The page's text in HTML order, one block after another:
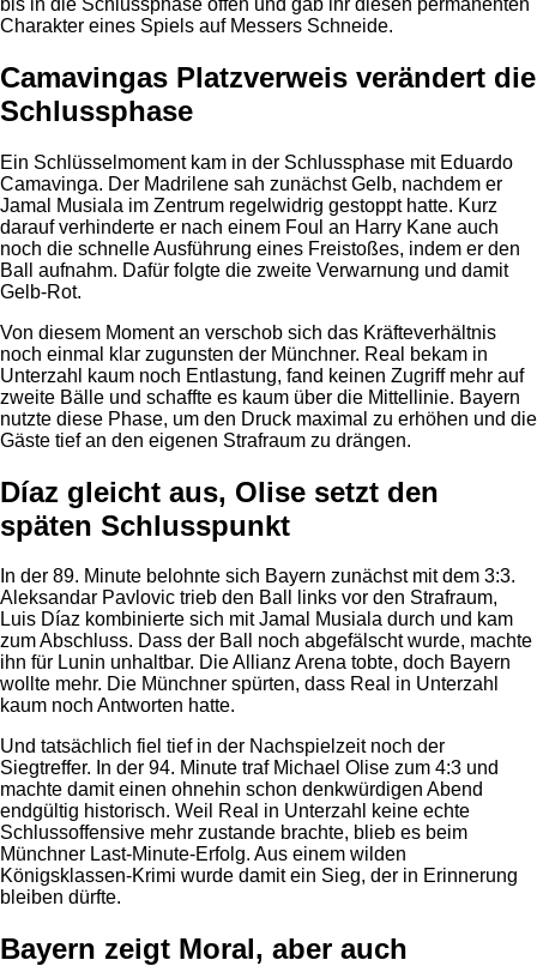
Charakter eines Spiels auf Messers Schneide.
Camavingas Platzverweis verändert die
Schlussphase
Ein Schlüsselmoment kam in der Schlussphase mit Eduardo
Camavinga. Der Madrilene sah zunächst Gelb, nachdem er
Jamal Musiala im Zentrum regelwidrig gestoppt hatte. Kurz
darauf verhinderte er nach einem Foul an Harry Kane auch
noch die schnelle Ausführung eines Freistoßes, indem er den
Ball aufnahm. Dafür folgte die zweite Verwarnung und damit
Gelb-Rot.
Von diesem Moment an verschob sich das Kräfteverhältnis
noch einmal klar zugunsten der Münchner. Real bekam in
Unterzahl kaum noch Entlastung, fand keinen Zugriff mehr auf
zweite Bälle und schaffte es kaum über die Mittellinie. Bayern
nutzte diese Phase, um den Druck maximal zu erhöhen und die
Gäste tief an den eigenen Strafraum zu drängen.
Díaz gleicht aus, Olise setzt den
späten Schlusspunkt
In der 89. Minute belohnte sich Bayern zunächst mit dem 3:3.
Aleksandar Pavlovic trieb den Ball links vor den Strafraum,
Luis Díaz kombinierte sich mit Jamal Musiala durch und kam
zum Abschluss. Dass der Ball noch abgefälscht wurde, machte
ihn für Lunin unhaltbar. Die Allianz Arena tobte, doch Bayern
wollte mehr. Die Münchner spürten, dass Real in Unterzahl
kaum noch Antworten hatte.
Und tatsächlich fiel tief in der Nachspielzeit noch der
Siegtreffer. In der 94. Minute traf Michael Olise zum 4:3 und
machte damit einen ohnehin schon denkwürdigen Abend
endgültig historisch. Weil Real in Unterzahl keine echte
Schlussoffensive mehr zustande brachte, blieb es beim
Münchner Last-Minute-Erfolg. Aus einem wilden
Königsklassen-Krimi wurde damit ein Sieg, der in Erinnerung
bleiben dürfte.
Bayern zeigt Moral, aber auch